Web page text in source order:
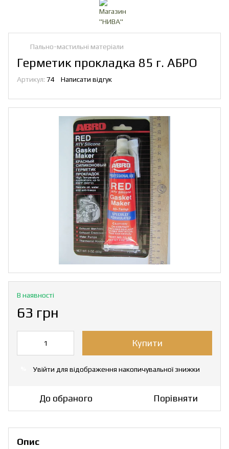
Пально-мастильні матеріали
Герметик прокладка 85 г. АБРО
Артикул: 74 Написати відгук
В наявності
63 грн
Купити
Увійти для відображення накопичувальної знижки
До обраного Порівняти
Опис